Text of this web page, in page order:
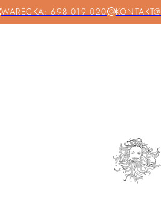
WARECKA: 698 019 020